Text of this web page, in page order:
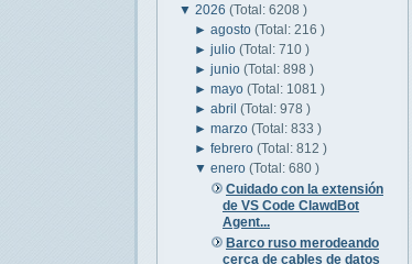
▼ 2026 (Total: 6208 )
►agosto(Total: 216 )
►julio(Total: 710 )
►junio(Total: 898 )
►mayo(Total: 1081 )
►abril(Total: 978 )
►marzo(Total: 833 )
►febrero(Total: 812 )
▼enero(Total: 680 )
Cuidado con la extensión
de VS Code ClawdBot
Agent...
Barco ruso merodeando
cerca de cables de datos